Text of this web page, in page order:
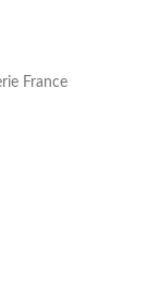
France